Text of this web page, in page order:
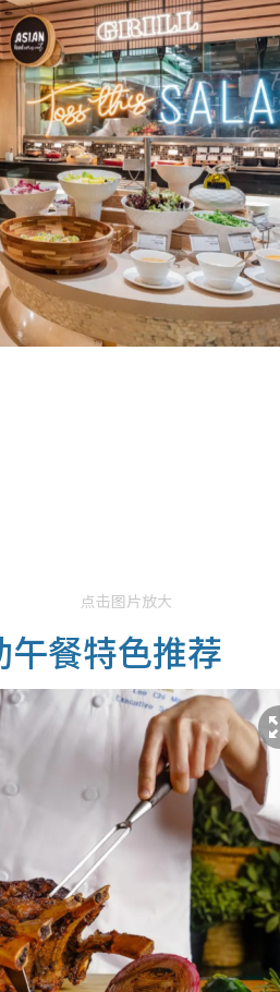
点击图片放大
午餐特色推荐